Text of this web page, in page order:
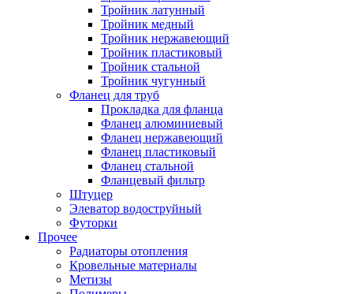
Тройник латунный
Тройник медный
Тройник нержавеющий
Тройник пластиковый
Тройник стальной
Тройник чугунный
Фланец для труб
Прокладка для фланца
Фланец алюминиевый
Фланец нержавеющий
Фланец пластиковый
Фланец стальной
Фланцевый фильтр
Штуцер
Элеватор водоструйный
Футорки
Прочее
Радиаторы отопления
Кровельные материалы
Метизы